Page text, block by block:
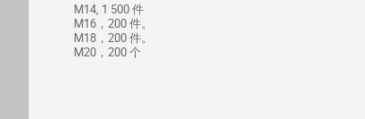
M14, 1 500 件
M16，200 件。
M18，200 件。
M20，200 个